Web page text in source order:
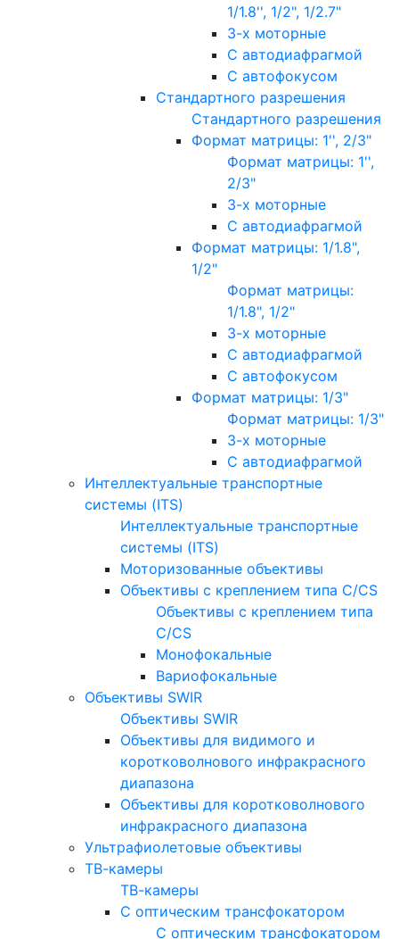
1/1.8'', 1/2", 1/2.7"
3-х моторные
С автодиафрагмой
С автофокусом
Стандартного разрешения
Стандартного разрешения
Формат матрицы: 1'', 2/3"
Формат матрицы: 1'',
2/3"
3-х моторные
С автодиафрагмой
Формат матрицы: 1/1.8",
1/2"
Формат матрицы:
1/1.8", 1/2"
3-х моторные
С автодиафрагмой
С автофокусом
Формат матрицы: 1/3"
Формат матрицы: 1/3"
3-х моторные
С автодиафрагмой
Интеллектуальные транспортные
системы (ITS)
Интеллектуальные транспортные
системы (ITS)
Моторизованные объективы
Объективы с креплением типа C/CS
Объективы с креплением типа
C/CS
Монофокальные
Вариофокальные
Объективы SWIR
Объективы SWIR
Объективы для видимого и
коротковолнового инфракрасного
диапазона
Объективы для коротковолнового
инфракрасного диапазона
Ультрафиолетовые объективы
ТВ-камеры
ТВ-камеры
С оптическим трансфокатором
С оптическим трансфокатором